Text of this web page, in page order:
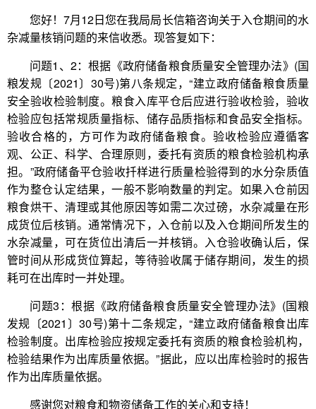
您好！7月12日您在我局局长信箱咨询关于入仓期间的水
杂减量核销问题的来信收悉。现答复如下：
问题1、2：根据《政府储备粮食质量安全管理办法》(国
粮发规〔2021〕30号)第八条规定，“建立政府储备粮食质量
安全验收检验制度。粮食入库平仓后应进行验收检验，验收
检验应包括常规质量指标、储存品质指标和食品安全指标。
验收合格的，方可作为政府储备粮食。验收检验应遵循客
观、公正、科学、合理原则，委托有资质的粮食检验机构承
担。”政府储备平仓验收扦样进行质量检验得到的水分杂质值
作为整仓认定结果，一般不影响数量的判定。如果入仓前因
粮食烘干、清理或其他原因等如需二次过磅，水杂减量在形
成货位后核销。通常情况下，入仓前以及入仓期间所发生的
水杂减量，可在货位出清后一并核销。入仓验收确认后，保
管时间从形成货位算起，等待验收属于储存期间，发生的损
耗可在出库时一并处理。
问题3：根据《政府储备粮食质量安全管理办法》(国粮
发规〔2021〕30号)第十二条规定，“建立政府储备粮食出库
检验制度。出库检验应按规定委托有资质的粮食检验机构，
检验结果作为出库质量依据。”据此，应以出库检验时的报告
作为出库质量依据。
感谢您对粮食和物资储备工作的关心和支持！